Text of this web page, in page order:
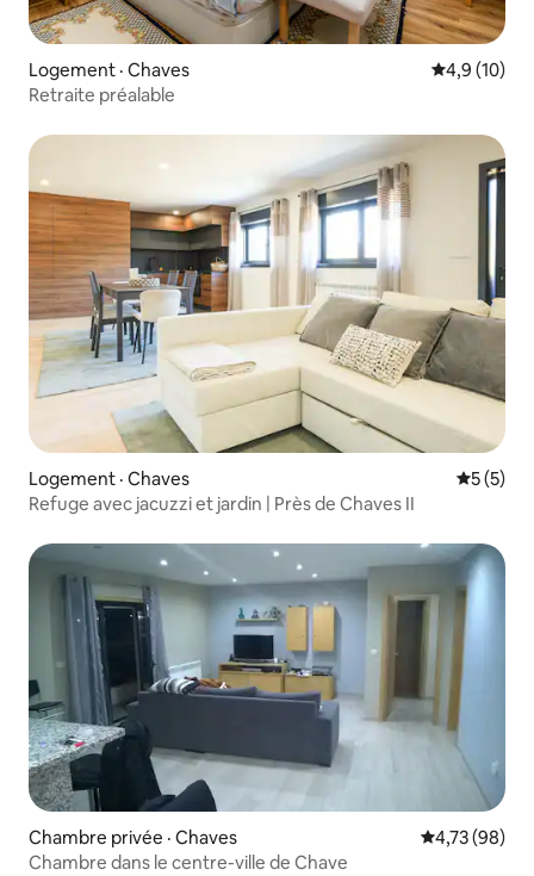
Logement · Chaves Note
4,9 (10)
Retraite préalable
Logement · Chaves Note
5 (5)
Refuge avec jacuzzi et jardin | Près de Chaves II
Chambre privée · Chaves Note
4,73 (98)
Chambre dans le centre-ville de Chave